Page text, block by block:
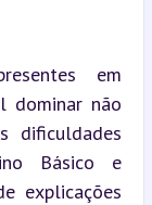
em
dominar não
dificuldades
Básico e
explicações